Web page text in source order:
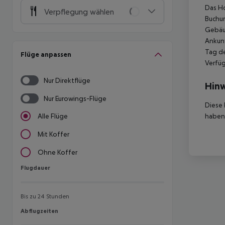
Verpflegung wählen
Flüge anpassen
Nur Direktflüge
Nur Eurowings-Flüge
Alle Flüge
Mit Koffer
Ohne Koffer
Flugdauer
Flugdauer
Bis zu 24 Stunden
Abflugzeiten
Abflugzeiten
Das
Tag
Diese